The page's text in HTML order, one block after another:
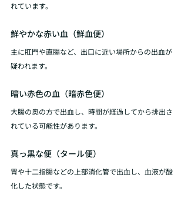
れています。
鮮やかな赤い血（鮮血便）
主に肛門や直腸など、出口に近い場所からの出血が
疑われます。
暗い赤色の血（暗赤色便）
大腸の奥の方で出血し、時間が経過してから排出さ
れている可能性があります。
真っ黒な便（タール便）
胃や十二指腸などの上部消化管で出血し、血液が酸
化した状態です。